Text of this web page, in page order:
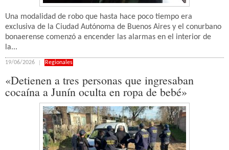
Una modalidad de robo que hasta hace poco tiempo era
exclusiva de la Ciudad Autónoma de Buenos Aires y el conurbano
bonaerense comenzó a encender las alarmas en el interior de
la...
19/06/2026 Regionales
«Detienen a tres personas que ingresaban
cocaína a Junín oculta en ropa de bebé»